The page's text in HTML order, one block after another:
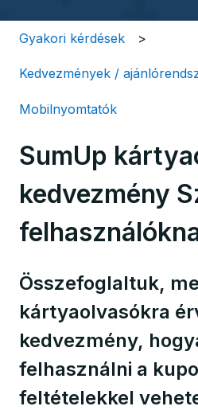
Gyakori kérdések
Kedvezmények /
Mobilnyomtatók
SumUp
kedvezmény
Összefoglaltuk,
kártyaolvasókra
kedvezmény,
felhasználni a
feltételekkel